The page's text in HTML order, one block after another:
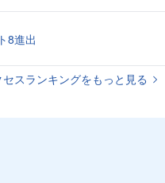
8進出
スランキングをもっと見る